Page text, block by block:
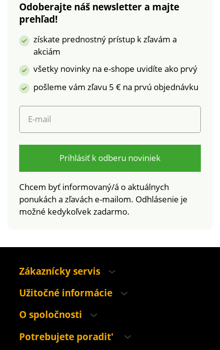
laboratórnym testom
výrobok je bezpečný
noriem. Možno prať v
práčke.
Odoberajte náš newsletter a majte
prehľad!
získate prednostný prístup k zľavám a
akciám
všetky novinky na e-shope uvidíte ako prvý
pošleme vám zľavu 5 € na prvú objednávku
E-mail
Prihlásiť k odberu noviniek
Chcem byť informovaný/á o aktuálnych
ponukách a zľavách e-mailom. Odhlásenie je
možné kedykoľvek zadarmo.
Zákaznícky servis
Užitočné informácie
O spoločnosti
Potrebujete poradit'